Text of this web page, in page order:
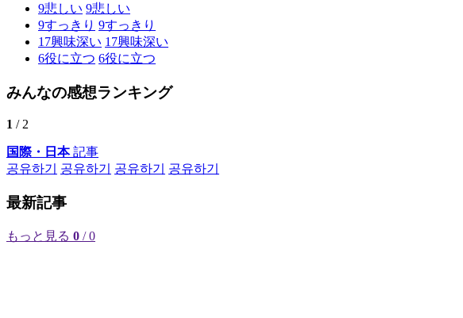
9悲しい 9悲しい
9すっきり 9すっきり
17興味深い 17興味深い
6役に立つ 6役に立つ
みんなの感想ランキング
1 / 2
国際・日本記事
공유하기
공유하기 공유하기 공유하기
最新記事
もっと見る 0 / 0